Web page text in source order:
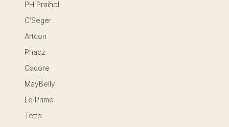
PH Praiholl
C’Seger
Artcon
Phacz
Cadore
MayBelly
Le Prime
Tetto